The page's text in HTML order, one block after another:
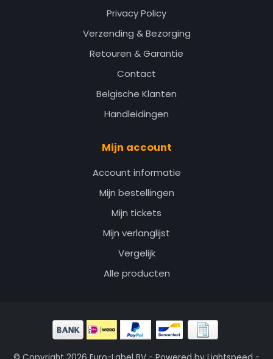
Privacy Policy
Verzending & Bezorging
Retouren & Garantie
Contact
Belgische Klanten
Handleidingen
Mijn account
Account informatie
Mijn bestellingen
Mijn tickets
Mijn verlanglijst
Vergelijk
Alle producten